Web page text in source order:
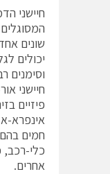
חיישני
שונים
יכולים
וסימנים
חיישני
פיזיים
אינפרא-
חמים
כלי-רכב,
אחרים.